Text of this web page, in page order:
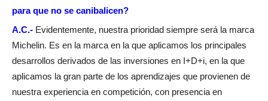
para que no se canibalicen?
A.C.- Evidentemente, nuestra prioridad siempre será la marca
Michelin. Es en la marca en la que aplicamos los principales
desarrollos derivados de las inversiones en I+D+i, en la que
aplicamos la gran parte de los aprendizajes que provienen de
nuestra experiencia en competición, con presencia en